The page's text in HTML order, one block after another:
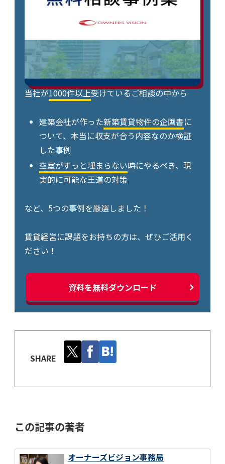
当社が1000件以上受けているご相談の中から
建築会社が作った新築賃貸物件の企画書に
ついて、本当に収支が合う内容なのか検証
した事例
空室がずっと埋まらない時にやるべき、現
実的に可能な王道の対策
など、5つの事例を厳選しました！
賃貸経営に課題をお持ちの方は、ぜひご活用く
ださい！
資料を無料ダウンロード
SHARE
この記事の著者
オーナーズビジョン事務局